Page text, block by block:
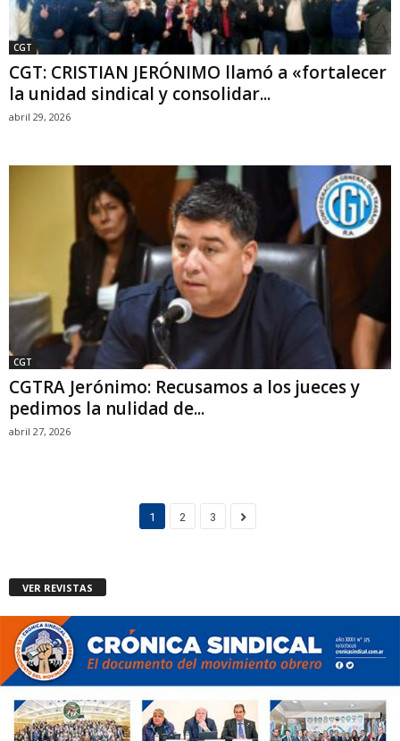
CGT
CGT: CRISTIAN JERÓNIMO llamó a «fortalecer
la unidad sindical y consolidar...
abril 29, 2026
CGT
CGTRA Jerónimo: Recusamos a los jueces y
pedimos la nulidad de...
abril 27, 2026
1 2 3
VER REVISTAS